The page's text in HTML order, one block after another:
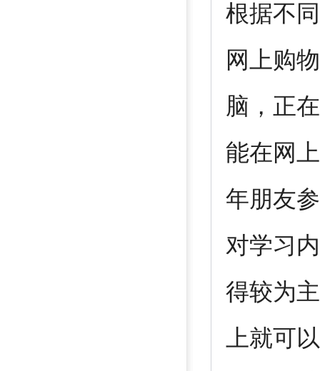
根据不
网上购
脑，正
能在网
年朋友
对学习
得较为
上就可